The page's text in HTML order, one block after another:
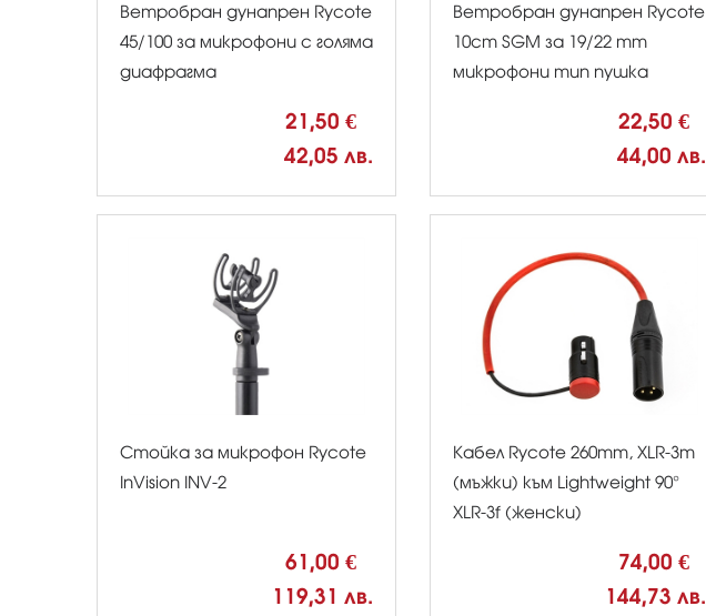
Ветробран дунапрен Rycote
45/100 за микрофони с голяма
диафрагма
21,50 €
42,05 лв.
Ветробран дунапрен Rycote
10cm SGM за 19/22 mm
микрофони тип пушка
22,50 €
44,00 лв.
Стойка за микрофон Rycote
InVision INV-2
61,00 €
119,31 лв.
Кабел Rycote 260mm, XLR-3m
(мъжки) към Lightweight 90°
XLR-3f (женски)
74,00 €
144,73 лв.